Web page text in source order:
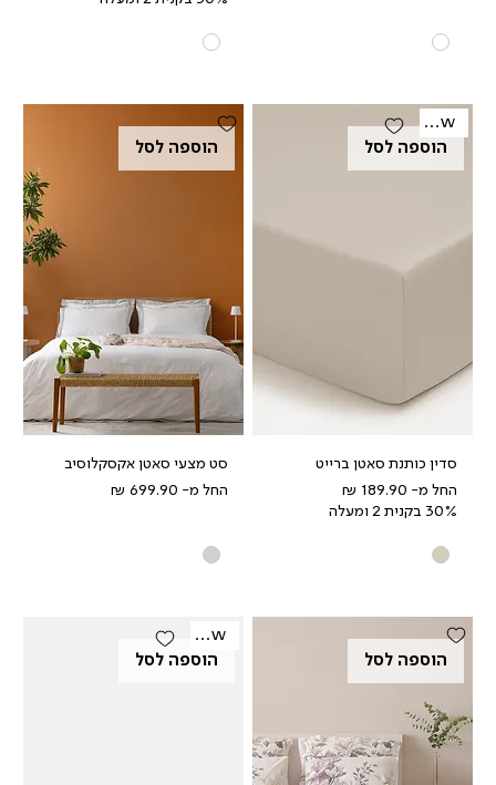
הוספה לסל
New
סדין כותנת סאטן ברייט
החל מ-
מחיר מבצע
30% בקנית 2 ומעלה
הוספה לסל
סט מצעי סאטן אקסקלוסיב
החל מ-
מחיר מבצע
הוספה לסל הוספה לסל
New